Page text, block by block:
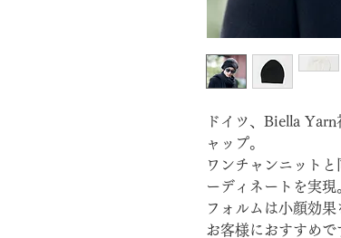
ドイツ、Biella
ャップ。
ワンチャンニット
ーディネートを実現
フォルムは小顔効
お客様におすすめで